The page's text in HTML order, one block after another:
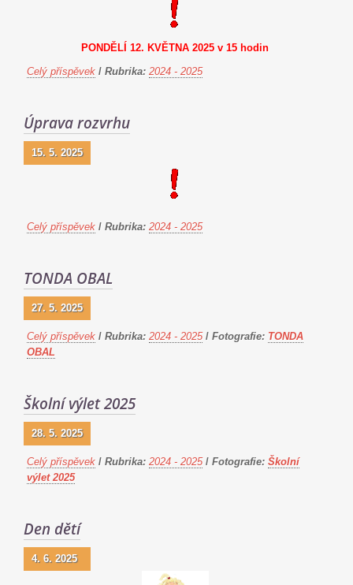
PONDĚLÍ 12. KVĚTNA 2025 v 15 hodin
Celý příspěvek / Rubrika: 2024 - 2025
Úprava rozvrhu
15. 5. 2025
Celý příspěvek / Rubrika: 2024 - 2025
TONDA OBAL
27. 5. 2025
Celý příspěvek / Rubrika: 2024 - 2025 / Fotografie: TONDA
OBAL
Školní výlet 2025
28. 5. 2025
Celý příspěvek / Rubrika: 2024 - 2025 / Fotografie: Školní
výlet 2025
Den dětí
4. 6. 2025